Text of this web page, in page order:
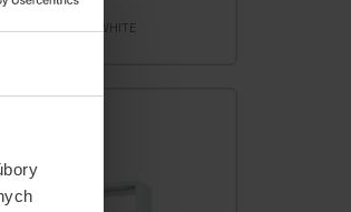
BOX TPR4 WHITE